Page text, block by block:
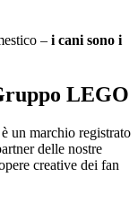
– i cani sono i
LEGO
un marchio registrato
delle nostre
creative dei fan